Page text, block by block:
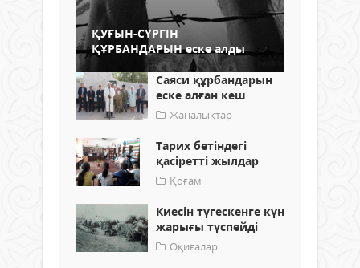
ҚУҒЫН-СҮРГІН
ҚҰРБАНДАРЫН еске алды
Саяси құрбандарын
еске алған кеш
Жаңалықтар
Тарих бетіндегі
қасіретті жылдар
Қоғам
Киесін түгескенге күн
жарығы түспейді
Оқиғалар